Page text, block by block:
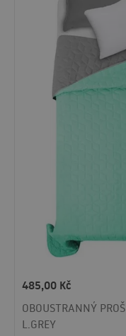
485,00 Kč
OBOUSTRANNÝ
L.GREY